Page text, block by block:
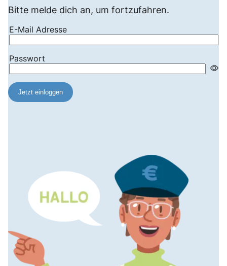
Bitte melde dich an, um fortzufahren.